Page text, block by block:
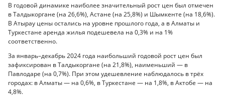
В годовой динамике наиболее значительный рост цен был отмечен
в Талдыкоргане (на 26,6%), Астане (на 25,8%) и Шымкенте (на 18,6%).
В Атырау цены остались на уровне прошлого года, а в Алматы и
Туркестане аренда жилья подешевела на 0,3% и на 1%
соответственно.
За январь–декабрь 2024 года наибольший годовой рост цен был
зафиксирован в Талдыкоргане (на 21,8%), наименьший — в
Павлодаре (на 0,7%). При этом удешевление наблюдалось в трёх
городах: в Алматы — на 0,6%, в Туркестане — на 1,8%, в Актобе — на
4,8%.